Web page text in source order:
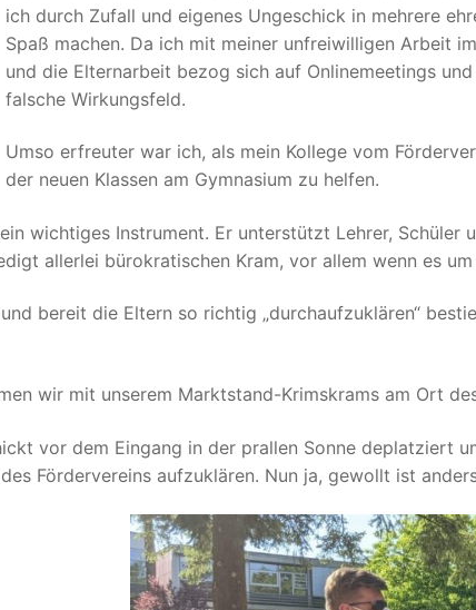
ich durch Zufall und eigenes Ungeschick in mehrere
Spaß machen. Da ich mit meiner unfreiwilligen Arbeit
und die Elternarbeit bezog sich auf Onlinemeetings
falsche Wirkungsfeld.
Umso erfreuter war ich, als mein Kollege vom
der neuen Klassen am Gymnasium zu helfen.
wichtiges Instrument. Er unterstützt Lehrer,
allerlei bürokratischen Kram, vor allem wenn es
bereit die Eltern so richtig „durchaufzuklären“
wir mit unserem Marktstand-Krimskrams am Ort
vor dem Eingang in der prallen Sonne deplatziert
Fördervereins aufzuklären. Nun ja, gewollt ist